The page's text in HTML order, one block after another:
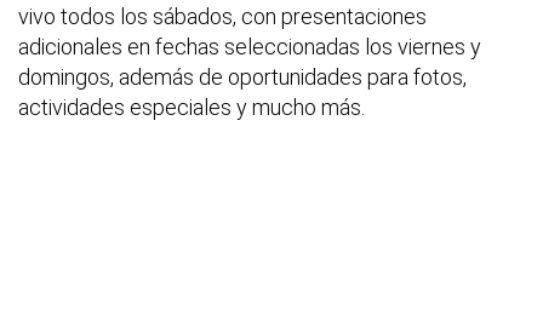
vivo todos los sábados, con presentaciones
adicionales en fechas seleccionadas los viernes y
domingos, además de oportunidades para fotos,
actividades especiales y mucho más.